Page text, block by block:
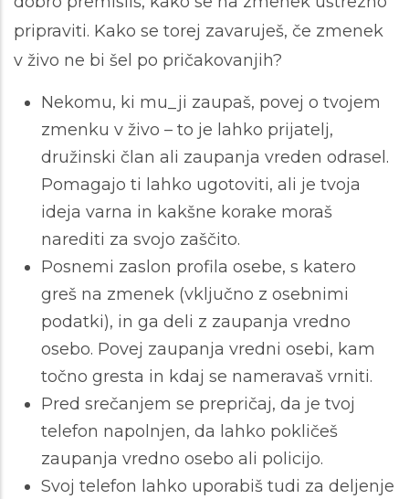
pripraviti. Kako se torej zavaruješ, če zmenek
v živo ne bi šel po pričakovanjih?
Nekomu, ki mu_ji zaupaš, povej o tvojem
zmenku v živo – to je lahko prijatelj,
družinski član ali zaupanja vreden odrasel.
Pomagajo ti lahko ugotoviti, ali je tvoja
ideja varna in kakšne korake moraš
narediti za svojo zaščito.
Posnemi zaslon profila osebe, s katero
greš na zmenek (vključno z osebnimi
podatki), in ga deli z zaupanja vredno
osebo. Povej zaupanja vredni osebi, kam
točno gresta in kdaj se nameravaš vrniti.
Pred srečanjem se prepričaj, da je tvoj
telefon napolnjen, da lahko pokličeš
zaupanja vredno osebo ali policijo.
Svoj telefon lahko uporabiš tudi za deljenje